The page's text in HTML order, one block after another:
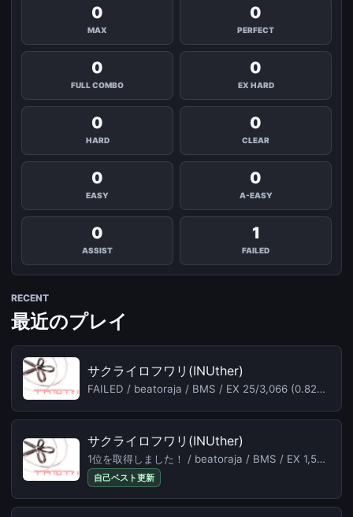
0
MAX
0
PERFECT
0
FULL COMBO
0
EX HARD
0
HARD
0
CLEAR
0
EASY
0
A-EASY
0
ASSIST
1
FAILED
RECENT
最近のプレイ
サクライロフワリ(INUther)
FAILED / beatoraja / BMS / EX 25/3,066 (0.82%) /
サクライロフワリ(INUther)
1位を取得しました！ / beatoraja / BMS / EX 1,524/3,066 (49.71%) /
自己ベスト更新